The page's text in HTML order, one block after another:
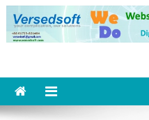
from